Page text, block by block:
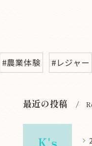
#農業体験 #レジャー
最近の投稿